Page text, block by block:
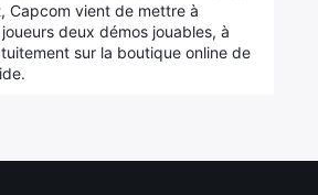
Capcom vient de mettre à
deux démos jouables, à
sur la boutique online de